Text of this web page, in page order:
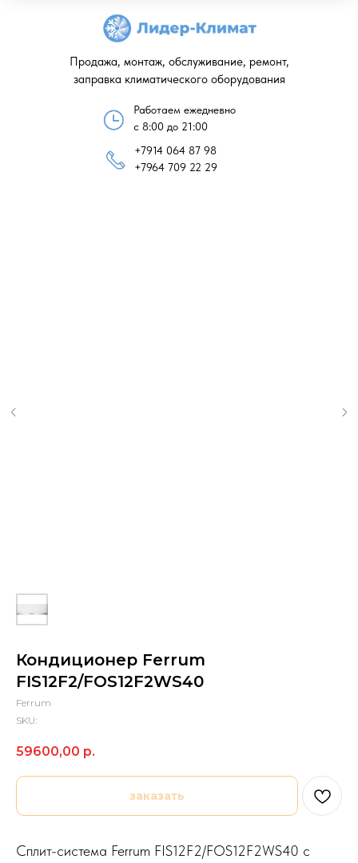
Работаем ежедневно
с 8:00 до 21:00
+7914 064 87 98
+7964 709 22 29
Продажа, монтаж, обслуживание, ремонт,
заправка климатического оборудования
Кондиционер Ferrum
FIS12F2/FOS12F2WS40
Ferrum
SKU:
59600,00 р.
заказать
Сплит-система Ferrum FIS12F2/FOS12F2WS40 с